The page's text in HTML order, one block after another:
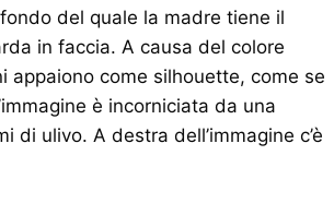
del quale la madre tiene il
in faccia. A causa del colore
appaiono come silhouette, come se
è incorniciata da una
di ulivo. A destra dell’immagine c’è